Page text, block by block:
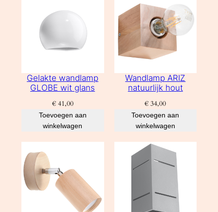
Gelakte wandlamp
GLOBE wit glans
€41,00
Toevoegen aan
winkelwagen
Wandlamp ARIZ
natuurlijk hout
€ 34,00
Toevoegen aan
winkelwagen